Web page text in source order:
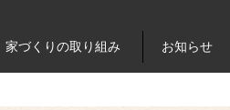
家づくりの取り組み お知らせ